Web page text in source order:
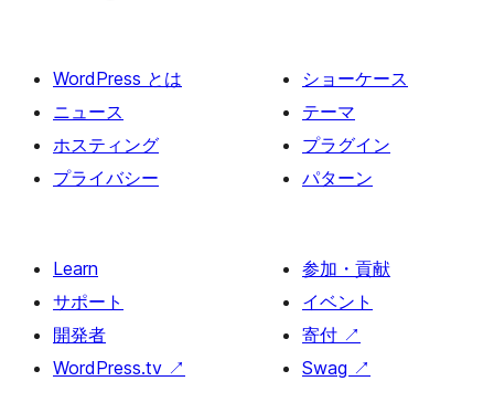
WordPress とは
ニュース
ホスティング
プライバシー
ショーケース
テーマ
プラグイン
パターン
Learn
サポート
開発者
WordPress.tv ↗
参加・貢献
イベント
寄付 ↗
Swag ↗